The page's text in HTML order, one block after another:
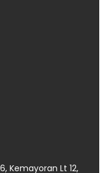
Kemayoran Lt 12,